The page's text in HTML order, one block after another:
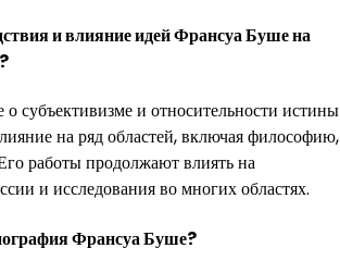
и влияние идей Франсуа Буше на
субъективизме и относительности истины
на ряд областей, включая философию,
работы продолжают влиять на
и исследования во многих областях.
Франсуа Буше?